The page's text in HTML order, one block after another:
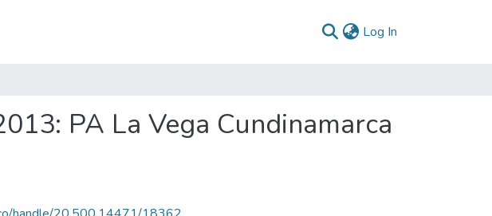
Log In
PA La Vega Cundinamarca